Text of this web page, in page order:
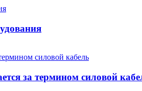
за термином силовой